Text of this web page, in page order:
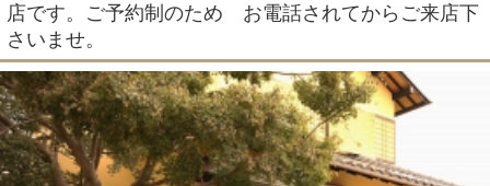
店です。ご予約制のため お電話されてからご来店下
さいませ。